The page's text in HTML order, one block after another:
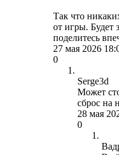
Так что
от игры. Будет
поделитесь
27 мая 2026
0
Serge3d
Может
сброс на
28 мая
0